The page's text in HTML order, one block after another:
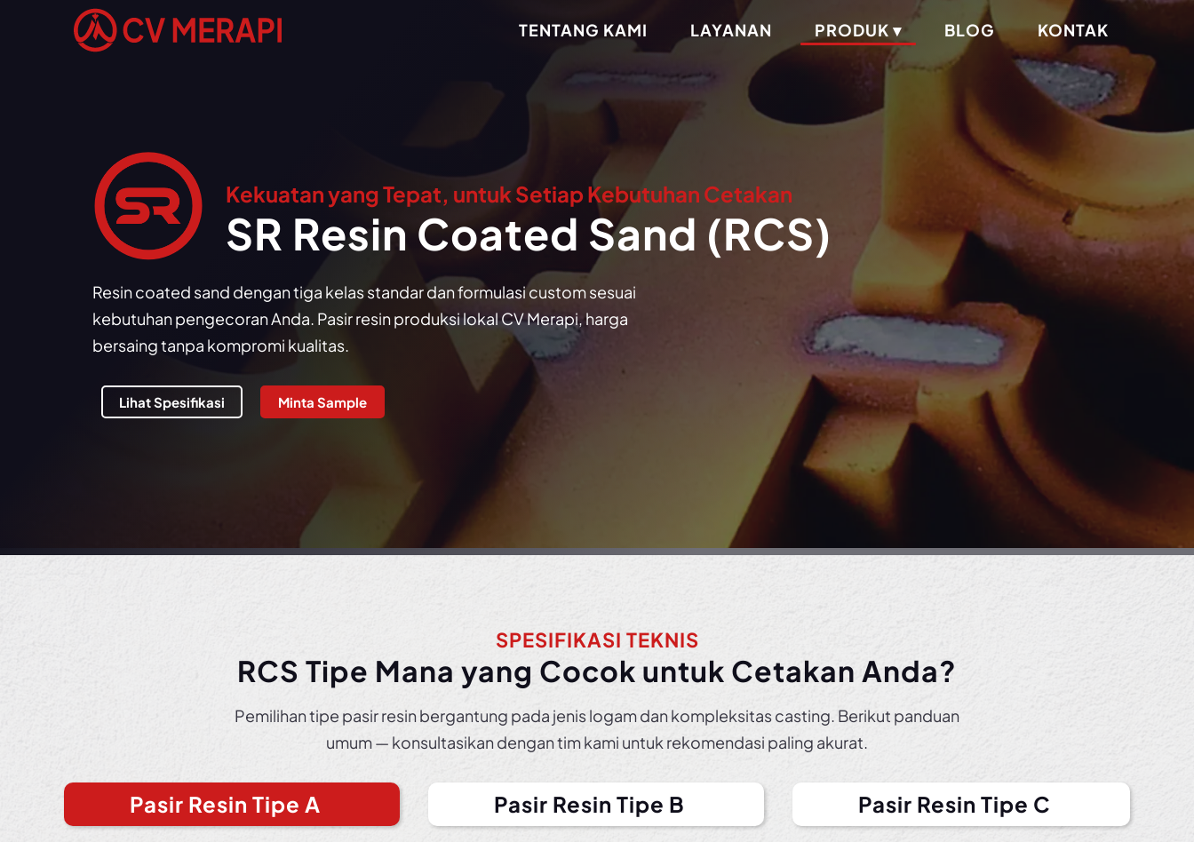
TENTANG KAMI LAYANAN PRODUK ▾ BLOG KONTAK
Kekuatan yang Tepat, untuk Setiap Kebutuhan Cetakan
SR Resin Coated Sand (RCS)
Resin coated sand dengan tiga kelas standar dan formulasi custom sesuai
kebutuhan pengecoran Anda. Pasir resin produksi lokal CV Merapi, harga
bersaing tanpa kompromi kualitas.
Lihat Spesifikasi Minta Sample
SPESIFIKASI TEKNIS
RCS Tipe Mana yang Cocok untuk Cetakan Anda?
Pemilihan tipe pasir resin bergantung pada jenis logam dan kompleksitas casting. Berikut panduan
umum — konsultasikan dengan tim kami untuk rekomendasi paling akurat.
Pasir Resin Tipe A Pasir Resin Tipe B Pasir Resin Tipe C